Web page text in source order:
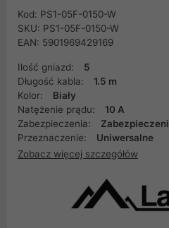
Kod: PS1-05F-0150-W
SKU: PS1-05F-0150-W
EAN: 5901969429169
Ilość gniazd:
5
Długość kabla:
1.5 m
Kolor:
Biały
Natężenie prądu:
10 A
Zabezpieczenia:
Przeznaczenie:
Uniwersalne
Zobacz więcej szczegółów